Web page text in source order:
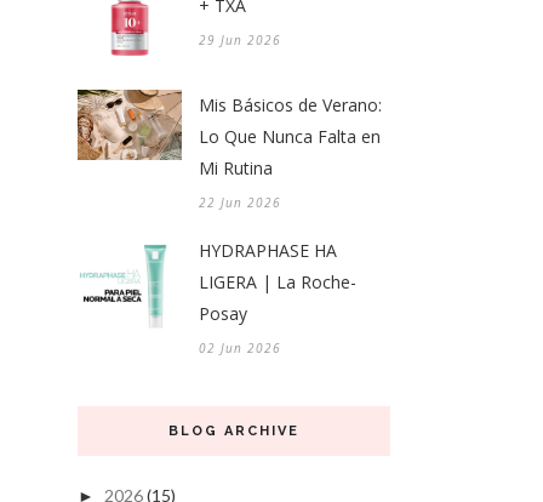
+ TXA
29 Jun 2026
Mis Básicos de Verano:
Lo Que Nunca Falta en
Mi Rutina
22 Jun 2026
HYDRAPHASE HA
LIGERA | La Roche-
Posay
02 Jun 2026
BLOG ARCHIVE
► 2026(15)